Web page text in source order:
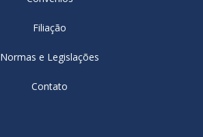
Filiação
Normas e Legislações
Contato